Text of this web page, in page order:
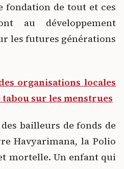
fondation de tout et ces
au développement
les futures générations
organisations locales
sur les menstrues
bailleurs de fonds de
Havyarimana, la Polio
mortelle. Un enfant qui